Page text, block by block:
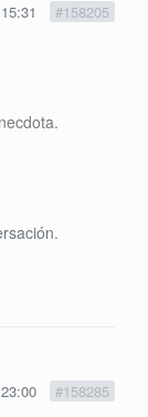
#158205
#158285